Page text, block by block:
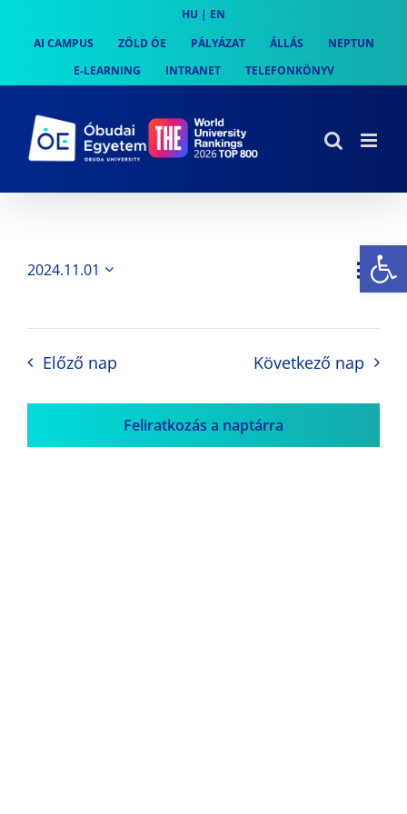
content
HU | EN
AI CAMPUS
ZÖLD ÓE PÁLYÁZAT ÁLLÁS
NEPTUN
E-LEARNING
INTRANET TELEFONKÖNYV
Nap
2024.11.01
Előző nap Következő nap
Feliratkozás a naptárra